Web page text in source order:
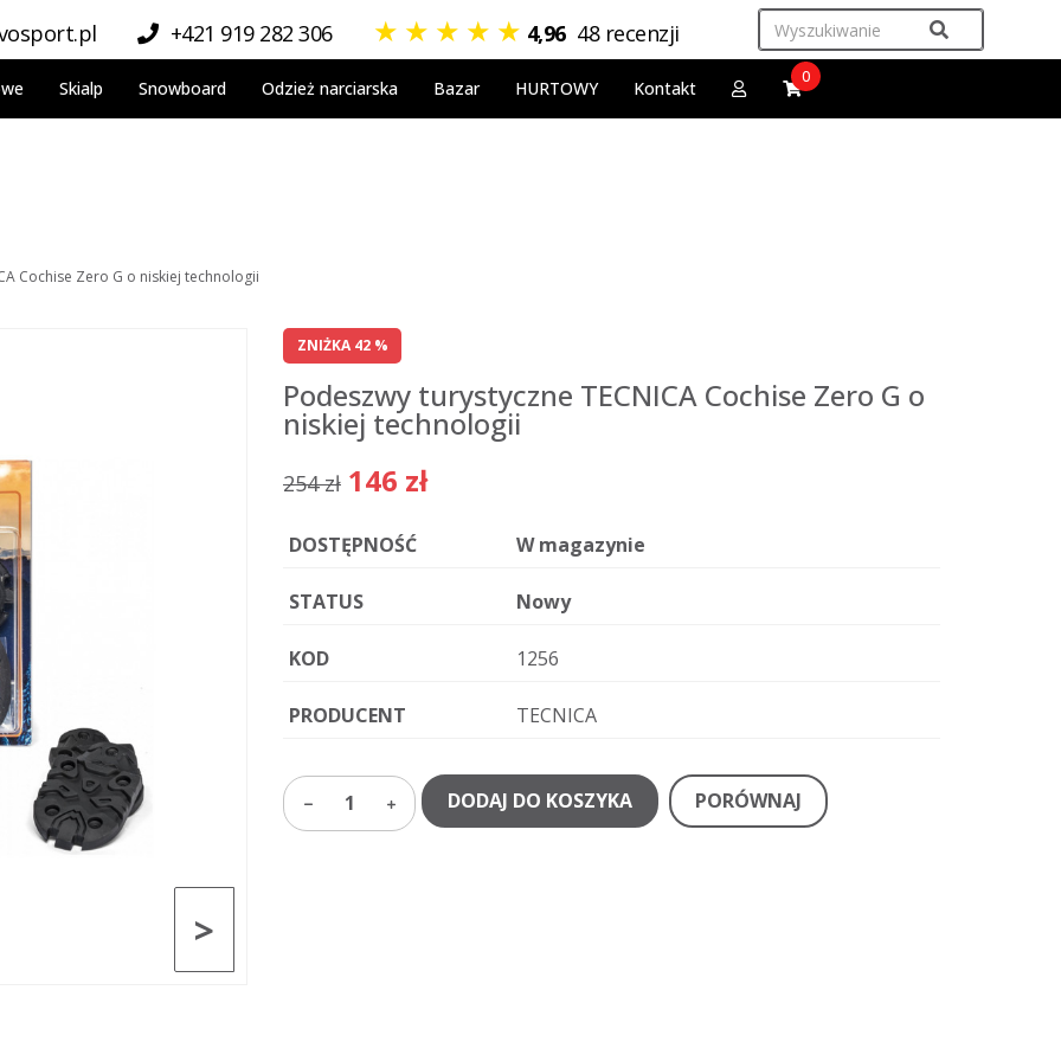
+421 919 282 306 ★ ★ ★ ★ ★ 4,96 48 recenzji
Skialp Snowboard Odzież narciarska Bazar HURTOWY Kontakt
0
Cochise Zero G o niskiej technologii
>
ZNIŻKA 42 %
Podeszwy turystyczne TECNICA Cochise Zero G o
niskiej technologii
254 zł 146 zł
DOSTĘPNOŚĆ W magazynie
STATUS Nowy
KOD 1256
PRODUCENT TECNICA
1 DODAJ DO KOSZYKA PORÓWNAJ